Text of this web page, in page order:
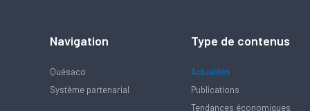
Navigation
Quésaco
Système partenarial
Type de contenus
Actualités
Publications
Tendances économiques